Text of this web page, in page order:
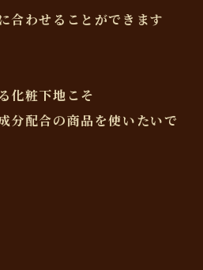
合わせることができます
化粧下地こそ
分配合の商品を使いたいで